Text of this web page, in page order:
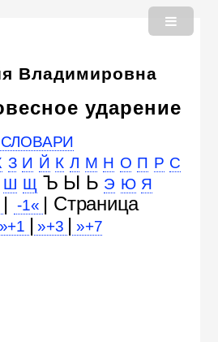
Владимировна
ударение
З И Й К Л М Н О П Р С
Ш Щ Ъ Ы Ь Э Ю Я
| -1« | Cтраница
»+1 | »+3 | »+7